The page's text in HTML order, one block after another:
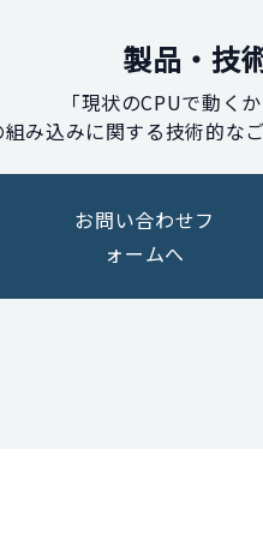
製品・
「現状のCPUで動く
み込みに関する技術的な
お問い合わせフ
ォームへ